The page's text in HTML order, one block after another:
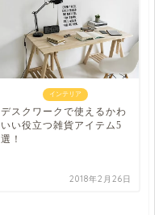
インテリア
デスクワークで使えるかわ
いい役立つ雑貨アイテム5
選！
2018年2月26日